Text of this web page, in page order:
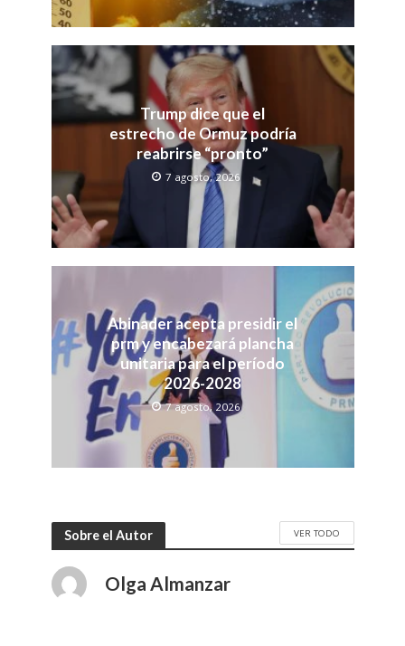
Trump dice que el
estrecho de Ormuz podría
reabrirse “pronto”
7 agosto, 2026
Abinader acepta presidir el
prm y encabezará plancha
unitaria para el período
2026-2028
7 agosto, 2026
Sobre el Autor VER TODO
Olga Almanzar